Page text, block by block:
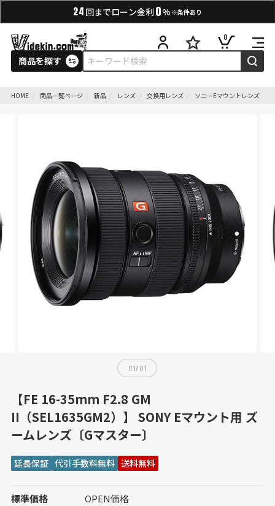
24 回までローン金利 0% ※条件あり
商品を探す
0
HOME 商品一覧ページ 新品 レンズ 交換用レンズ ソニーEマウントレンズ
01/01
【FE 16-35mm F2.8 GM
II（SEL1635GM2）】 SONY Eマウント用 ズ
ームレンズ〔Gマスター〕
延長保証 代引手数料無料 送料無料
標準価格 OPEN価格